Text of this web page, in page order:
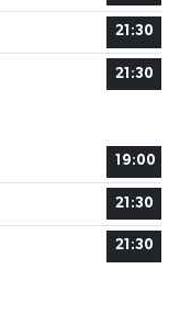
21:30
21:30
19:00
21:30
21:30